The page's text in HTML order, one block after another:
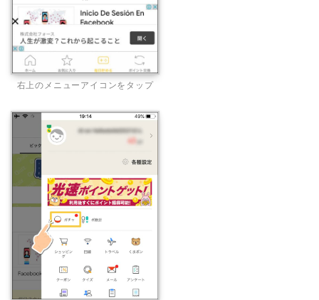
右上のメニューアイコンをタップ